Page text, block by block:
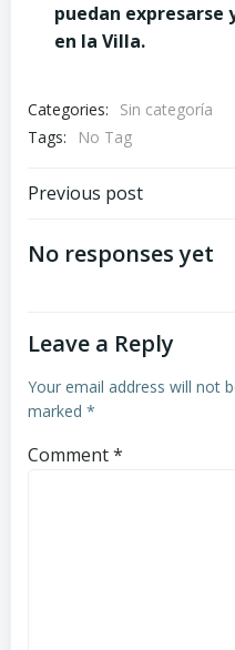
puedan
en la Villa.
Categories:
Sin categoría
Tags:
No Tag
Post
navigation
Previous post
No responses yet
Leave a Reply
Your email address will not
marked *
Comment*